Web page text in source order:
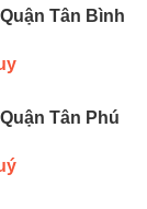
Tân Bình
Tân Phú